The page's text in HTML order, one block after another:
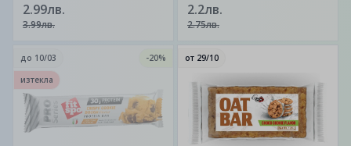
2.99лв.
3.99лв.
2.2лв.
2.75лв.
до 10/03
-20%
изтекла
от 29/10